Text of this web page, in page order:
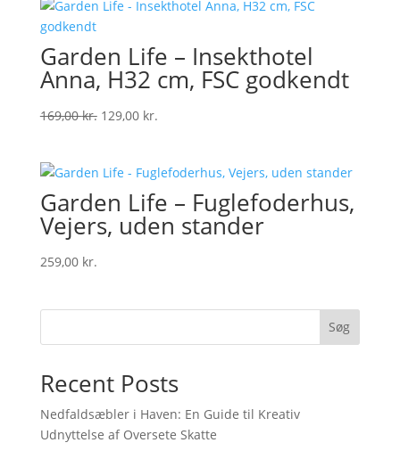
189,00 kr..149,00 kr..
Garden Life – Insekthotel
Anna, H32 cm, FSC godkendt
169,00kr. Original
169,00 kr..
129,00 kr.Current
129,00 kr..
Garden Life – Fuglefoderhus,
Vejers, uden stander
259,00 kr.
Søg
Recent Posts
Nedfaldsæbler i Haven: En Guide til Kreativ
Udnyttelse af Oversete Skatte